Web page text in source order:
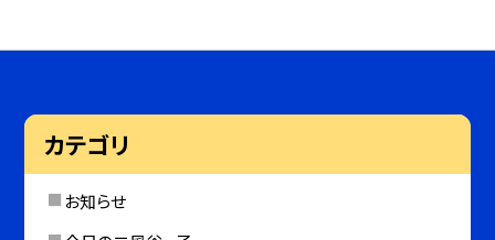
カテゴリ
お知らせ